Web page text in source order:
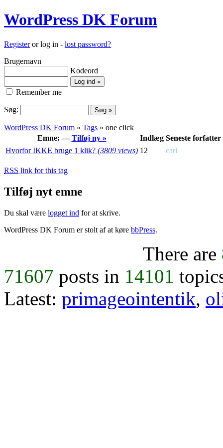
WordPress DK Forum
Registeror log in - lost password?
Brugernavn
Kodeord
Remember me
Søg:
WordPress DK Forum » Tags » one click
Emne: —Tilføj ny » Indlæg Seneste forfatter
Hvorfor IKKE bruge 1 klik? (3809 views) 12 carl
RSS link for this tag
Tilføj nyt emne
Du skal være logget ind for at skrive.
WordPress DK Forum er stolt af at køre bbPress.
There are
71607 posts in 14101
Latest: primageointentik,